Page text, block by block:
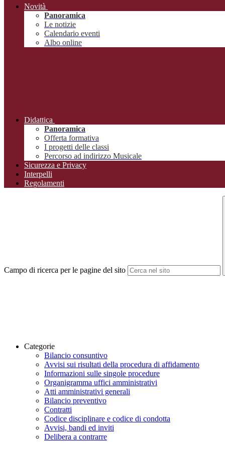
Novità
Panoramica
Le notizie
Calendario eventi
Albo online
Didattica
Panoramica
Offerta formativa
I progetti delle classi
Percorso ad indirizzo Musicale
Sicurezza e Privacy
Interpelli
Regolamenti
Campo di ricerca per le pagine del sito
Categorie
Bilancio consuntivo
Avvisi sui risultati della procedura di affidamento
Informazioni sulle singole procedure
Organigramma uffici amministrativi
Atti amministrativi generali
Bilancio preventivo
Contratti
Codice disciplinare e codice di condotta
Avvisi, bandi ed inviti
Delibera a contrarre